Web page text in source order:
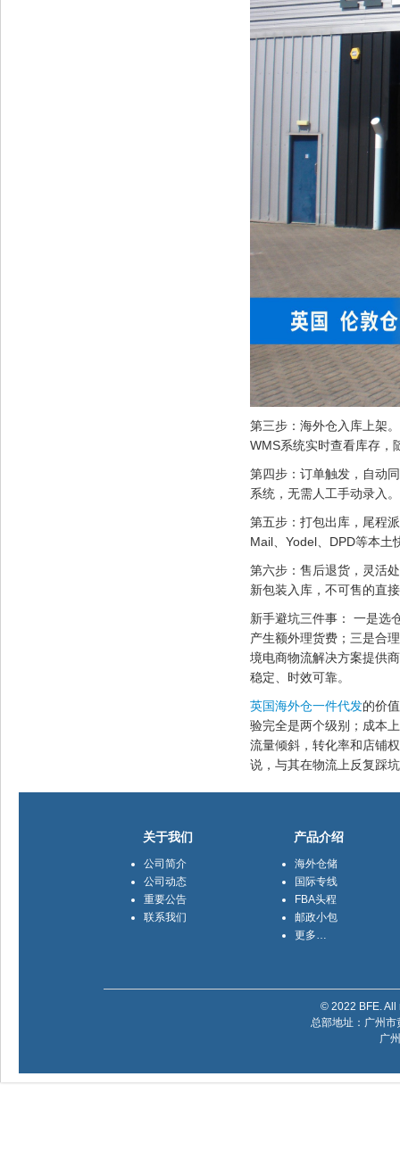
第三步：海外仓入库上架
WMS系统实时查看库存，
第四步：订单触发，自动
系统，无需人工手动录入
第五步：打包出库，尾程
Mail、Yodel、DPD等本土
第六步：售后退货，灵活
新包装入库，不可售的直
新手避坑三件事： 一是选
产生额外理货费；三是合
境电商物流解决方案提供
稳定、时效可靠。
英国海外仓一件代发的价
验完全是两个级别；成本
流量倾斜，转化率和店铺
说，与其在物流上反复踩
关于我们
公司简介
公司动态
重要公告
联系我们
产品介绍
海外仓储
国际专线
FBA头程
邮政小包
更多…
© 2022 BFE.
总部地址：广州
广